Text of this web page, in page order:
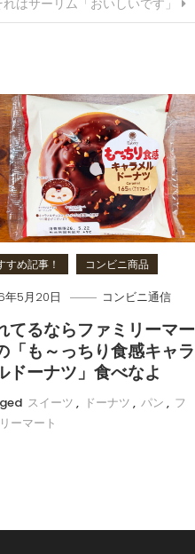
すめ記事！ コンビニ商品
年5月20日 コンビニ通信
てるならファミリーマー
「も～っちり食感キャラ
ドーナツ」食べなよ
スイーツ , ドーナツ , パン , フ
ーマート